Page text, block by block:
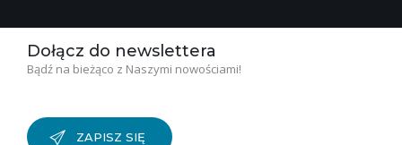
Dołącz do newslettera
Bądź na bieżąco z Naszymi nowościami!
ZAPISZ SIĘ